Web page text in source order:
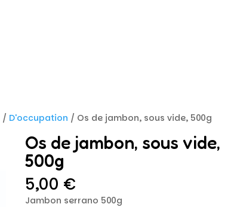
/ D'occupation / Os de jambon, sous vide, 500g
Os de jambon, sous vide,
500g
5,00 €
Jambon serrano 500g